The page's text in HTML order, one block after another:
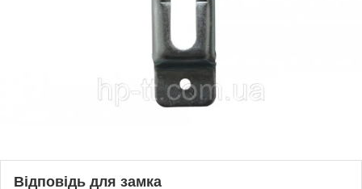
Відповідь для замка